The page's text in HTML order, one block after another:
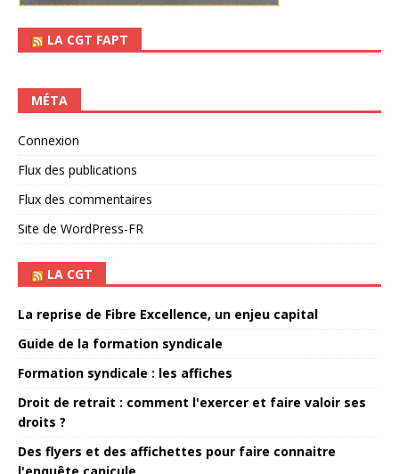
LA CGT FAPT
MÉTA
Connexion
Flux des publications
Flux des commentaires
Site de WordPress-FR
LA CGT
La reprise de Fibre Excellence, un enjeu capital
Guide de la formation syndicale
Formation syndicale : les affiches
Droit de retrait : comment l'exercer et faire valoir ses
droits ?
Des flyers et des affichettes pour faire connaitre